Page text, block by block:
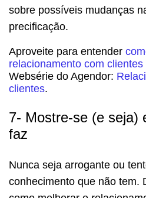
sobre possíveis mudanças
precificação.
Aproveite para entender
relacionamento com clientes
Websérie do Agendor:
clientes.
7- Mostre-se (e seja)
faz
Nunca seja arrogante ou
conhecimento que não tem.